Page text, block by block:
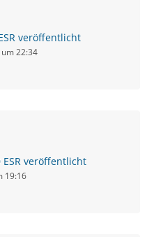
veröffentlicht
22:34
veröffentlicht
19:16